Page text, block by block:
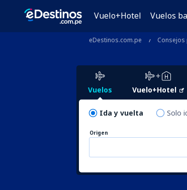
Vuelo+Hotel Vuelos
eDestinos.com.pe Consejos
Vuelos Vuelo+Hotel
Ida y vuelta Solo
Origen